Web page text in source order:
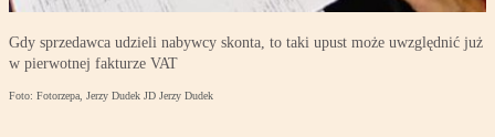
Gdy sprzedawca udzieli nabywcy skonta, to taki upust może uwzględnić już
w pierwotnej fakturze VAT
Foto: Fotorzepa, Jerzy Dudek JD Jerzy Dudek